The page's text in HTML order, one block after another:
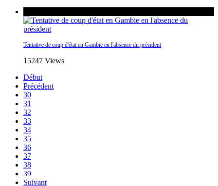
Tentative de coup d'état en Gambie en l'absence du président
15247 Views
Début
Précédent
30
31
32
33
34
35
36
37
38
39
Suivant